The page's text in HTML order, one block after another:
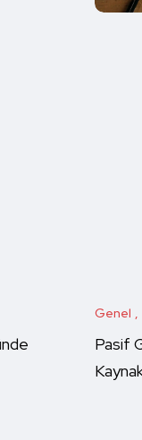
Genel
Pasif